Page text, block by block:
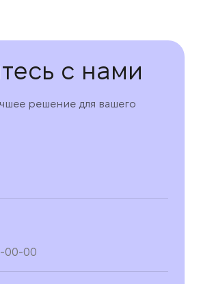
с нами
решение для вашего